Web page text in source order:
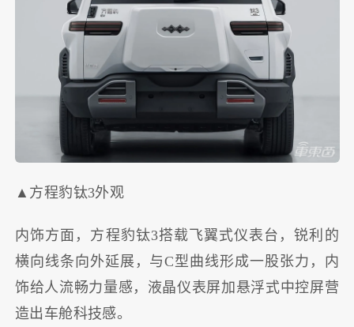
▲方程豹钛3外观
内饰方面，方程豹钛3搭载飞翼式仪表台，锐利的
横向线条向外延展，与C型曲线形成一股张力，内
饰给人流畅力量感，液晶仪表屏加悬浮式中控屏营
造出车舱科技感。